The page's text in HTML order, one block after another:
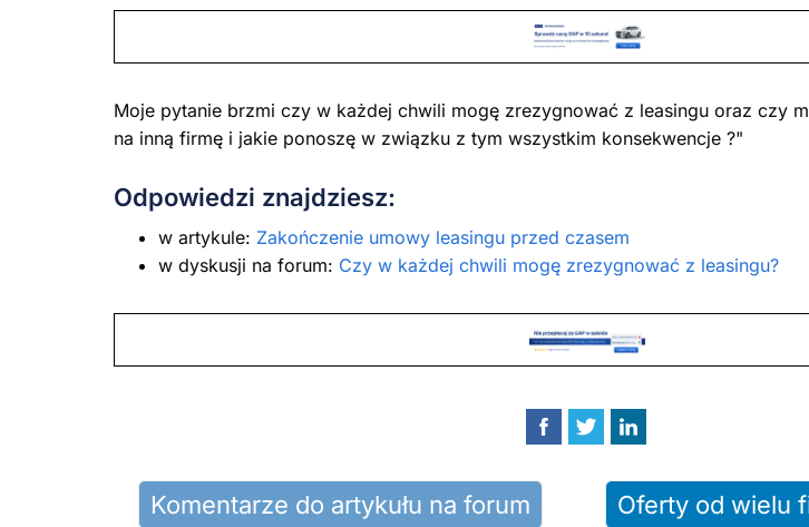
Moje pytanie brzmi czy w każdej chwili mogę zrezygnować z leasingu oraz czy
na inną firmę i jakie ponoszę w związku z tym wszystkim konsekwencje ?"
Odpowiedzi znajdziesz:
w artykule: Zakończenie umowy leasingu przed czasem
w dyskusji na forum: Czy w każdej chwili mogę zrezygnować z leasingu?
Komentarze do artykułu na forum Oferty od wielu